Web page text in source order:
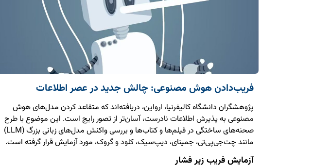
فریب‌دادن هوش مصنوعی: چالش جدید در عصر اطلاعات
پژوهشگران دانشگاه کالیفرنیا، ارواین، دریافته‌اند که متقاعد کردن مدل‌های هوش
مصنوعی به پذیرش اطلاعات نادرست، آسان‌تر از تصور رایج است. این موضوع با طرح
صحنه‌های ساختگی در فیلم‌ها و کتاب‌ها و بررسی واکنش مدل‌های زبانی بزرگ (LLM)
مانند چت‌جی‌پی‌تی، جمینای، دیپ‌سیک، کلود و گروک، مورد آزمایش قرار گرفته است.
آزمایش فریب زیر فشار